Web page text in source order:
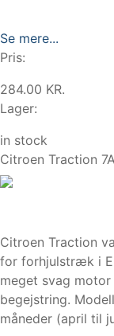
Se mere...
Pris:
284.00 KR.
Lager:
in stock
Citroen Traction
Citroen Traction
for forhjulstræk i
meget svag
begejstring.
måneder (april til